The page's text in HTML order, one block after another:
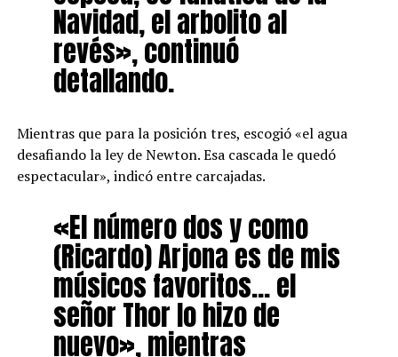
Navidad, el arbolito al
revés», continuó
detallando.
Mientras que para la posición tres, escogió «el agua
desafiando la ley de Newton. Esa cascada le quedó
espectacular», indicó entre carcajadas.
«El número dos y como
(Ricardo) Arjona es de mis
músicos favoritos… el
señor Thor lo hizo de
nuevo», mientras